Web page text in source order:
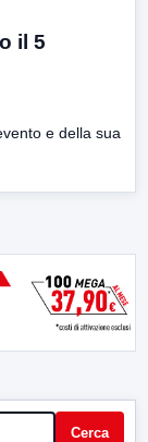
il 5
e della sua
Cerca